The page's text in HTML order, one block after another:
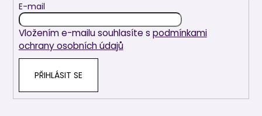
E-mail
Vložením e-mailu souhlasíte s podmínkami
ochrany osobních údajů
PŘIHLÁSIT SE